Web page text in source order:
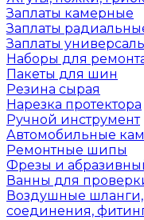
Заплаты камерные
Заплаты
Заплаты
Наборы для
Пакеты для шин
Резина сырая
Нарезка протектора
Ручной инструмент
Автомобильные
Ремонтные шипы
Фрезы и
Ванны для
Воздушные
соединения,